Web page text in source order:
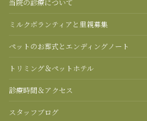
ミルクボランティアと里親募集
ペットのお葬式とエンディングノート
トリミング＆ペットホテル
診療時間＆アクセス
スタッフブログ